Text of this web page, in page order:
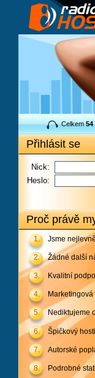
Celkem54
Přihlásit se
Nick:
Heslo:
Proč právě
1. Jsme
2. Žádné další
3. Kvalitní
4.
5. Nediktujeme
6. Špičkový
7. Autorské
8. Podrobné